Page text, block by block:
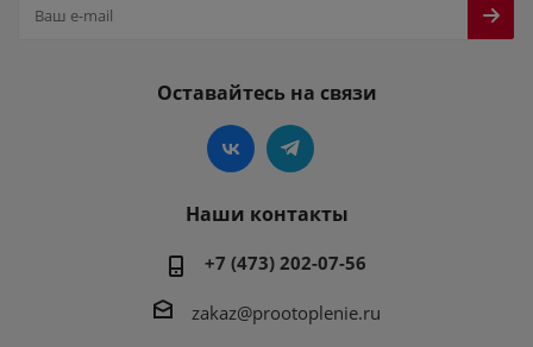
Оставайтесь на связи
Наши контакты
+7 (473) 202-07-56
zakaz@prootoplenie.ru